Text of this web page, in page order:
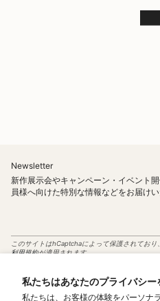
私たちはあなたのプライバシー
私たちは、お客様の体験をパーソナ
Newsletter
新作展示会やキャンペーン・イベント
員様へ向けた特別な情報などをお届けい
このサイトはhCaptchaによって保護されており
利用規約が適用されます。